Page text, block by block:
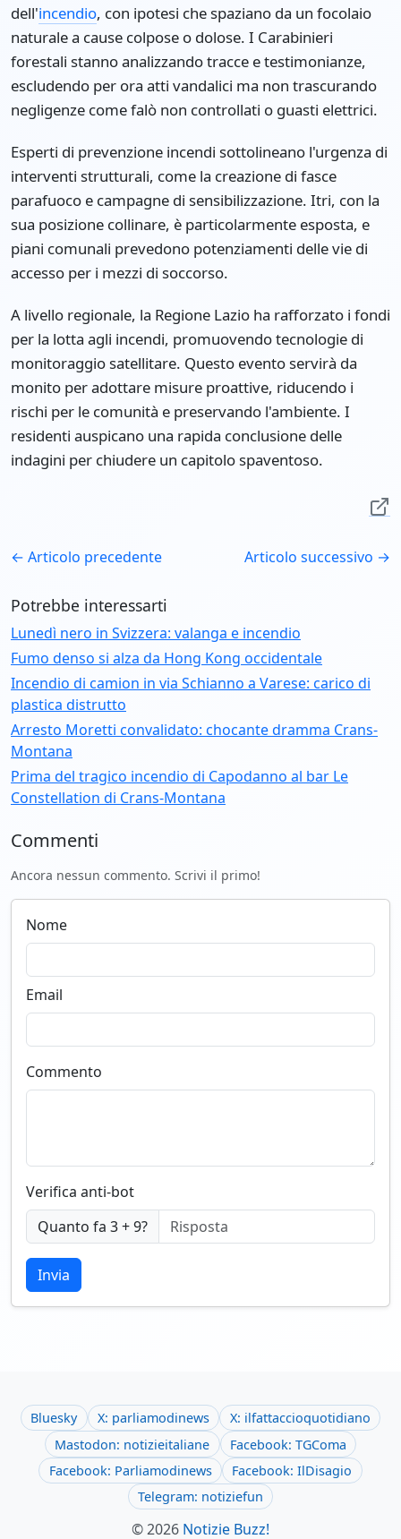
dell'incendio, con ipotesi che spaziano da un focolaio
naturale a cause colpose o dolose. I Carabinieri
forestali stanno analizzando tracce e testimonianze,
escludendo per ora atti vandalici ma non trascurando
negligenze come falò non controllati o guasti elettrici.
Esperti di prevenzione incendi sottolineano l'urgenza di
interventi strutturali, come la creazione di fasce
parafuoco e campagne di sensibilizzazione. Itri, con la
sua posizione collinare, è particolarmente esposta, e
piani comunali prevedono potenziamenti delle vie di
accesso per i mezzi di soccorso.
A livello regionale, la Regione Lazio ha rafforzato i fondi
per la lotta agli incendi, promuovendo tecnologie di
monitoraggio satellitare. Questo evento servirà da
monito per adottare misure proattive, riducendo i
rischi per le comunità e preservando l'ambiente. I
residenti auspicano una rapida conclusione delle
indagini per chiudere un capitolo spaventoso.
← Articolo precedente Articolo successivo →
Potrebbe interessarti
Lunedì nero in Svizzera: valanga e incendio
Fumo denso si alza da Hong Kong occidentale
Incendio di camion in via Schianno a Varese: carico di
plastica distrutto
Arresto Moretti convalidato: chocante dramma Crans-
Montana
Prima del tragico incendio di Capodanno al bar Le
Constellation di Crans-Montana
Commenti
Ancora nessun commento. Scrivi il primo!
Nome
Email
Commento
Verifica anti-bot
Quanto fa 3 + 9?
Invia
Bluesky X: parliamodinews
X: ilfattaccioquotidiano
Mastodon: notizieitaliane
Facebook: TGComa
Facebook: Parliamodinews
Facebook: IlDisagio
Telegram: notiziefun
© 2026 Notizie Buzz!